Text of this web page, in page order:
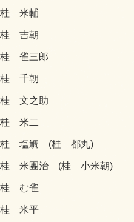
桂 米輔
桂 吉朝
桂 雀三郎
桂 千朝
桂 文之助
桂 米二
桂 塩鯛 (桂 都丸)
桂 米團治 (桂 小米朝)
桂 む雀
桂 米平